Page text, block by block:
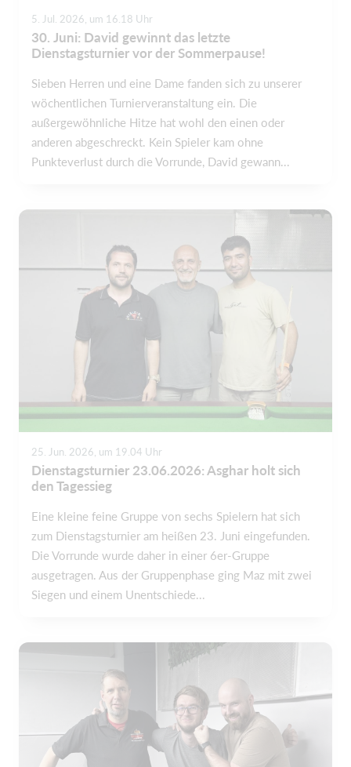
5. Jul. 2026, um 16.18 Uhr
30. Juni: David gewinnt das letzte
Dienstagsturnier vor der Sommerpause!
Sieben Herren und eine Dame fanden sich zu unserer
wöchentlichen Turnierveranstaltung ein. Die
außergewöhnliche Hitze hat wohl den einen oder
anderen abgeschreckt. Kein Spieler kam ohne
Punkteverlust durch die Vorrunde, David gewann...
25. Jun. 2026, um 19.04 Uhr
Dienstagsturnier 23.06.2026: Asghar holt sich
den Tagessieg
Eine kleine feine Gruppe von sechs Spielern hat sich
zum Dienstagsturnier am heißen 23. Juni eingefunden.
Die Vorrunde wurde daher in einer 6er-Gruppe
ausgetragen. Aus der Gruppenphase ging Maz mit zwei
Siegen und einem Unentschiede...